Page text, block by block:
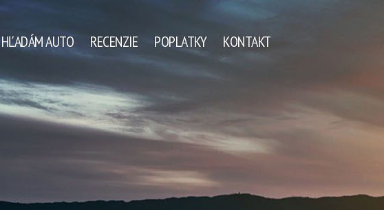
HĽADÁM AUTO RECENZIE POPLATKY KONTAKT